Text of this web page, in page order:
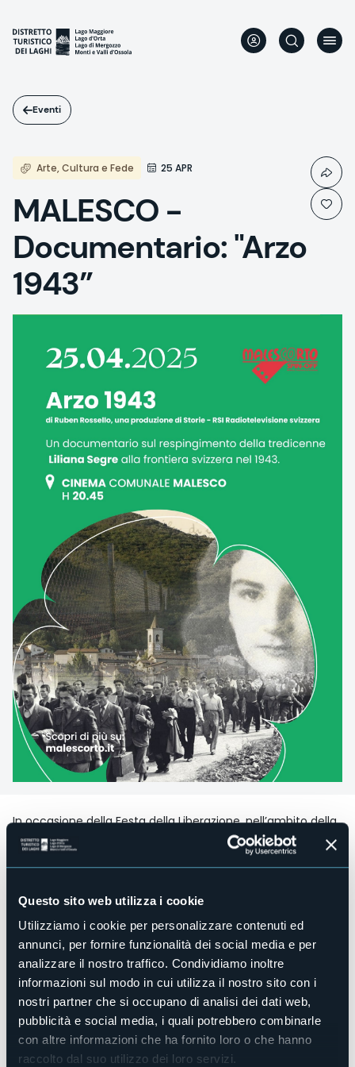
Questo sito web utilizza i cookie
Utilizziamo i cookie per personalizzare contenuti ed
annunci, per fornire funzionalità dei social media e per
analizzare il nostro traffico. Condividiamo inoltre
informazioni sul modo in cui utilizza il nostro sito con i
nostri partner che si occupano di analisi dei dati web,
pubblicità e social media, i quali potrebbero combinarle
con altre informazioni che ha fornito loro o che hanno
raccolto dal suo utilizzo dei loro servizi.
contenuto
principale
Eventi
Arte, Cultura e Fede 25 APR
MALESCO -
Documentario: "Arzo
1943”
In occasione della Festa della Liberazione, nell’ambito della
rassegna “Echi del Palcoscenico”, è in programma il primo
appuntamento che inaugura il calendario di Malescorto
Spin-Off, la sezione dedicata agli eventi paralleli di
Il 25 aprile dalle ore 20:45 al Cinema Comunale di
Malesco verrà proiettato“Arzo 1943”, il documentario
diretto del regista Ruben Rossello, una produzione esclusiva
di Storie - RSI Radiotelevisione svizzera. Protagonista del
docufilm la tredicenne Liliana Segre, giovane ragazza
ebrea in fuga dalla persecuzione nazista, respinta alla
frontiera svizzera di Arzo nell'autunno del 1943.
Sopravvissuta alla deportazione, oggi è una degli ultimi
testimoni viventi dell'orrore di Auschwitz. Com'è possibile
che al confine dove migliaia di ebrei italiani trovarono la
salvezza, per altri venne deciso il respingimento?